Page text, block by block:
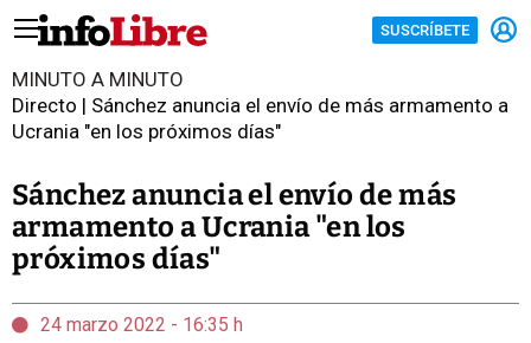
SUSCRÍBETE
MINUTO A MINUTO
Directo | Sánchez anuncia el envío de más armamento a
Ucrania "en los próximos días"
Sánchez anuncia el envío de más
armamento a Ucrania "en los
próximos días"
24 marzo 2022 - 16:35 h